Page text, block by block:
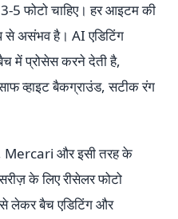
3-5 फोटो चाहिए। हर आइटम की
से असंभव है। AI एडिटिंग
में प्रोसेस करने देती है,
व्हाइट बैकग्राउंड, सटीक रंग
Mercari और इसी तरह के
के लिए रीसेलर फोटो
लेकर बैच एडिटिंग और